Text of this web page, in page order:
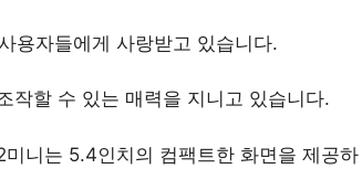
용자들에게 사랑받고 있습니다.
작할 수 있는 매력을 지니고 있습니다.
니는 5.4인치의 컴팩트한 화면을 제공하